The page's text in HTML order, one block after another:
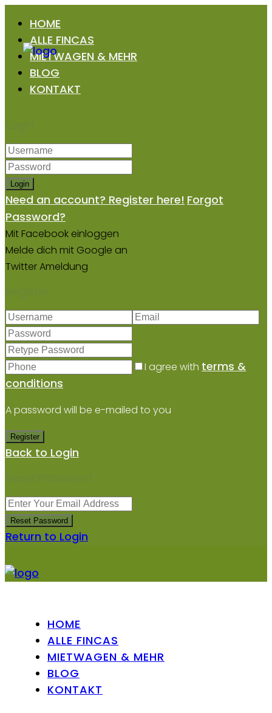
HOME
ALLE FINCAS
MIETWAGEN & MEHR
BLOG
KONTAKT
Login
Login
Need an account? Register here! Forgot
Password?
Mit Facebook einloggen
Melde dich mit Google an
Twitter Ameldung
Register
I agree with terms &
conditions
A password will be e-mailed to you
Register
Back to Login
Reset Password
Reset Password
Return to Login
HOME
ALLE FINCAS
MIETWAGEN & MEHR
BLOG
KONTAKT